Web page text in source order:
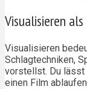
Visualisieren
Visualisieren
Schlagtechniken,
vorstellst. Du lässt
einen Film